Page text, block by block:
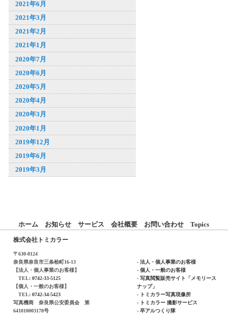
2021年6月
2021年3月
2021年2月
2021年1月
2020年7月
2020年6月
2020年5月
2020年4月
2020年3月
2020年1月
2019年12月
2019年6月
2019年3月
ホーム お知らせ サービス 会社概要 お問い合わせ Topics
株式会社トミカラー
〒630-8124
奈良県奈良市三条桧町16-13
【法人・個人事業のお客様】
TEL: 0742-33-5125
【個人・一般のお客様】
TEL: 0742-34-5423
写真機商 奈良県公安委員会 第
641010003178号
- 法人・個人事業のお客様
- 個人・一般のお客様
- 写真閲覧販売サイト「メモリース
ナップ」
- トミカラー写真現像所
- トミカラー 撮影サービス
- 卒アルつくり隊